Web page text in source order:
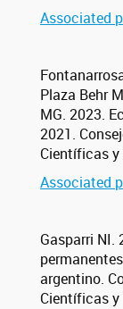
Associated
Plaza Behr
MG. 2023.
2021.
Científicas y
Associated
Gasparri NI.
argentino.
Científicas y